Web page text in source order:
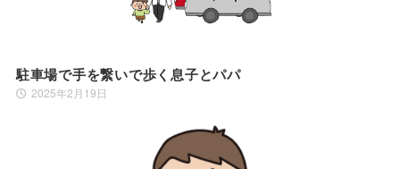
駐車場で手を繋いで歩く息子とパパ
2025年2月19日